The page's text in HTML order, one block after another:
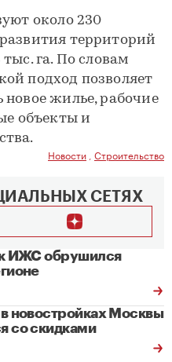
около 230
территорий
га. По словам
подход позволяет
новое жилье, рабочие
объекты и
Новости Строительство
СЕТЯХ
ИЖС обрушился
новостройках Москвы
со скидками